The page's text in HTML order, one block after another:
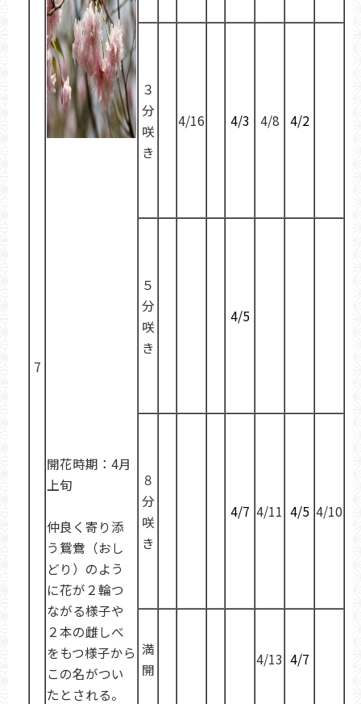
7
開花時期：4月
上旬
仲良く寄り添
う鴛鴦（おし
どり）のよう
に花が２輪つ
ながる様子や
２本の雌しべ
をもつ様子から
この名がつい
たとされる。
３
分
咲
き
4/16 4/3 4/8 4/2
５
分
咲
き
4/5
８
分
咲
き
4/7 4/11 4/5 4/10
満
開
4/13 4/7